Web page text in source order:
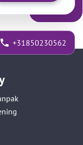
+31850230562